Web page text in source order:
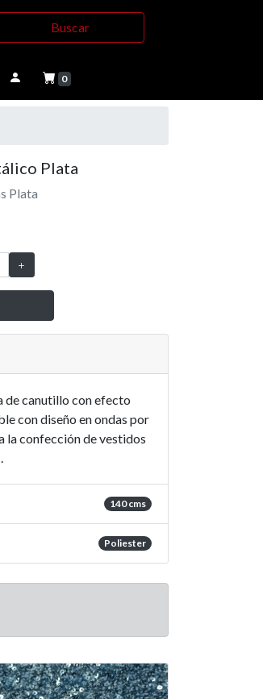
Buscar
0
Plata
Plata
de canutillo con efecto
con diseño en ondas por
la confección de vestidos
140 cms
Poliester